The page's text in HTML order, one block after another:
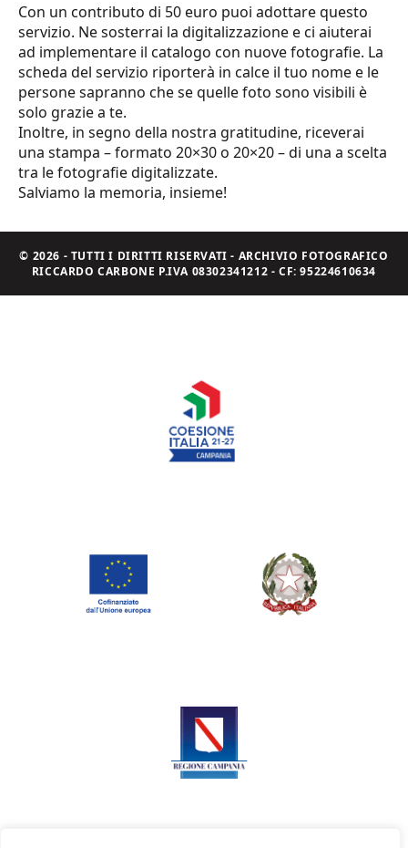
Con un contributo di 50 euro puoi adottare questo
servizio. Ne sosterrai la digitalizzazione e ci aiuterai
ad implementare il catalogo con nuove fotografie. La
scheda del servizio riporterà in calce il tuo nome e le
persone sapranno che se quelle foto sono visibili è
solo grazie a te.
Inoltre, in segno della nostra gratitudine, riceverai
una stampa – formato 20×30 o 20×20 – di una a scelta
tra le fotografie digitalizzate.
Salviamo la memoria, insieme!
© 2026 - TUTTI I DIRITTI RISERVATI - ARCHIVIO FOTOGRAFICO
RICCARDO CARBONE P.IVA 08302341212 - CF: 95224610634